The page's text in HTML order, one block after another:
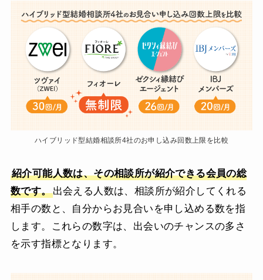
ハイブリッド型結婚相談所4社のお申し込み回数上限を比較
紹介可能人数は、その相談所が紹介できる会員の総
数です。出会える人数は、相談所が紹介してくれる
相手の数と、自分からお見合いを申し込める数を指
します。これらの数字は、出会いのチャンスの多さ
を示す指標となります。